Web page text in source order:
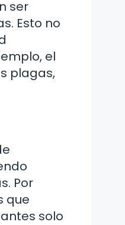
ser
Esto no
el
plagas,
Por
que
solo